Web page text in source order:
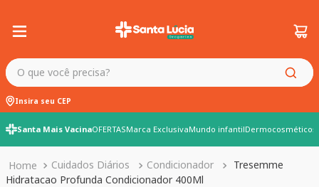
O que você precisa?
Insira seu CEP
Santa Mais VacinaOFERTASMarca ExclusivaMundo infantilDermocosméticos
Cuidados Diários Condicionador
Tresemme
Hidratacao Profunda Condicionador 400Ml